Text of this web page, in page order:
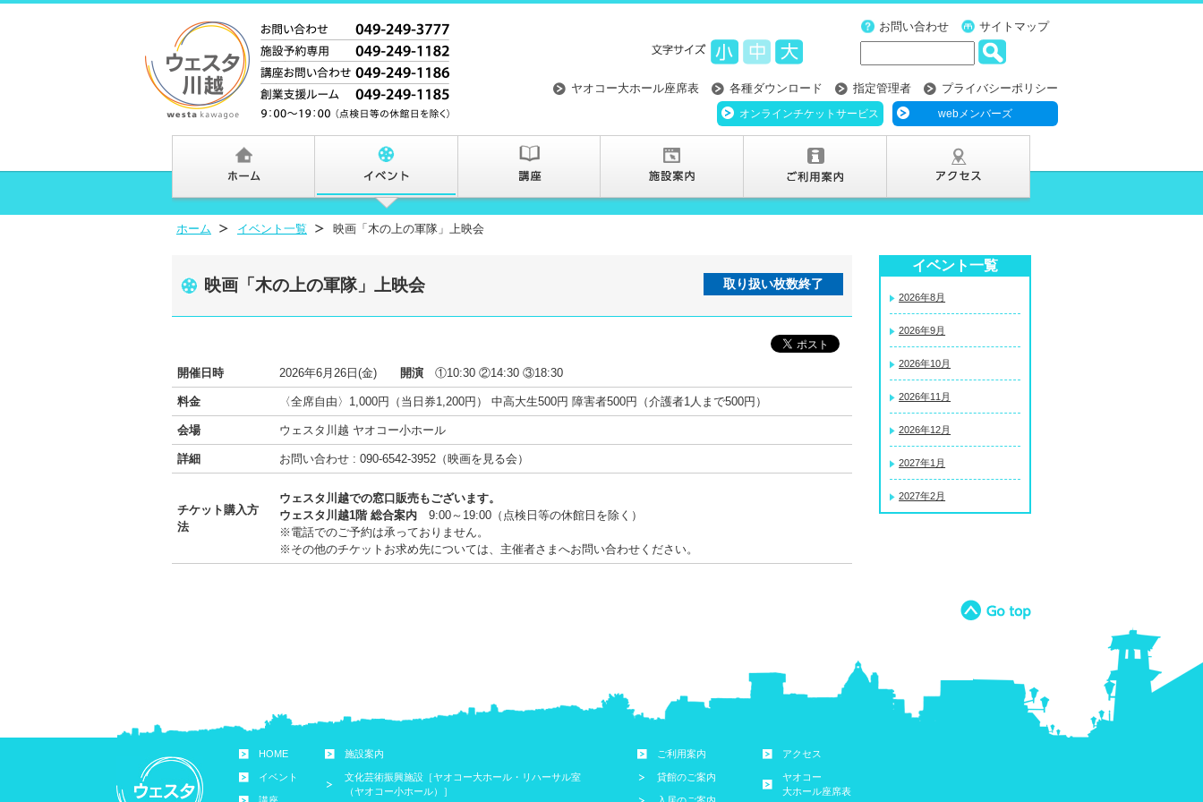
お問い合わせ サイトマップ
ヤオコー大ホール座席表 各種ダウンロード 指定管理者 プライバシーポリシー
オンラインチケットサービス webメンバーズ
ホーム イベント一覧 映画「木の上の軍隊」上映会
イベント一覧
2026年8月
2026年9月
2026年10月
2026年11月
2026年12月
2027年1月
2027年2月
映画「木の上の軍隊」上映会 取り扱い枚数終了
開催日時 2026年6月26日(金) 開演 ①10:30 ②14:30 ③18:30
料金 〈全席自由〉1,000円（当日券1,200円） 中高大生500円 障害者500円（介護者1人まで500円）
会場 ウェスタ川越 ヤオコー小ホール
詳細 お問い合わせ : 090-6542-3952（映画を見る会）
チケット購入方
法
ウェスタ川越での窓口販売もございます。
ウェスタ川越1階 総合案内 9:00～19:00（点検日等の休館日を除く）
※電話でのご予約は承っておりません。
※その他のチケットお求め先については、主催者さまへお問い合わせください。
HOME
イベント
施設案内
文化芸術振興施設［ヤオコー大ホール・リハーサル室
（ヤオコー小ホール）］
ご利用案内
貸館のご案内
アクセス
ヤオコー
大ホール座席表